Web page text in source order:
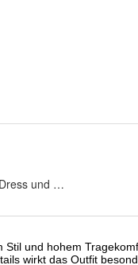
Only Wigs, Dress und Dress add Wigs